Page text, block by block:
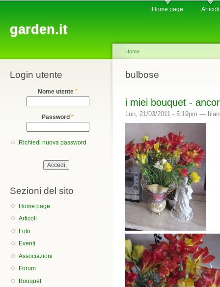
garden.it
Home page Articoli
Login utente
Nome utente *
Password *
Richiedi nuova password
Sezioni del sito
Home page
Articoli
Foto
Eventi
Associazioni
Forum
Bouquet
You are here
Home
bulbose
i miei bouquet -
Lun, 21/03/2011 - 5:19pm —